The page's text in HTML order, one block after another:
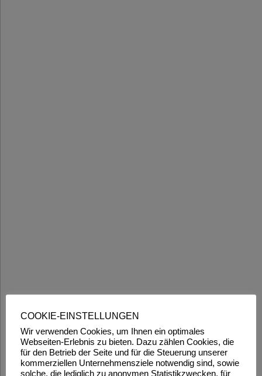
COOKIE-EINSTELLUNGEN
Wir verwenden Cookies, um Ihnen ein optimales
Webseiten-Erlebnis zu bieten. Dazu zählen Cookies, die
für den Betrieb der Seite und für die Steuerung unserer
kommerziellen Unternehmensziele notwendig sind, sowie
solche, die lediglich zu anonymen Statistikzwecken, für